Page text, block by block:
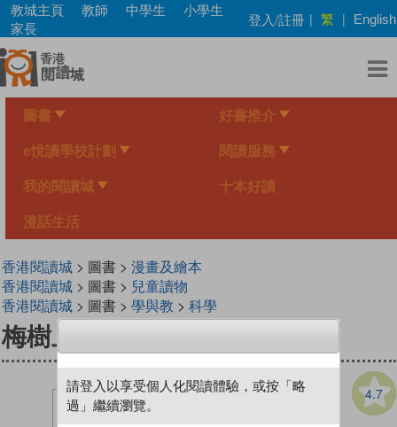
Skip
main
content
教城主頁 教師 中學生
小學生
家長
登入/註冊 | 繁 | English
圖書 好書推介
e悅讀學校計劃 閱讀服務
我的閱讀城 十本好讀
漫話生活
香港閱讀城> 圖書 > 漫畫及繪本
香港閱讀城> 圖書 > 兒童讀物
香港閱讀城> 圖書 > 學與教 > 科學
梅樹上的流星
4.7
請登入以享受個人化閱讀體驗，或按「略
過」繼續瀏覽。